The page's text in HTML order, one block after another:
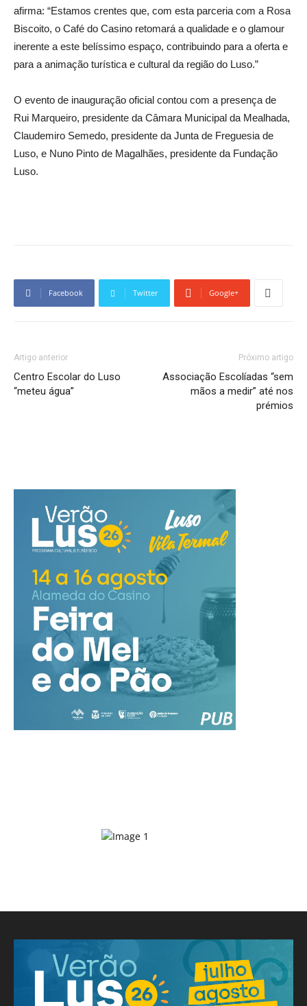
afirma: “Estamos crentes que, com esta parceria com a Rosa
Biscoito, o Café do Casino retomará a qualidade e o glamour
inerente a este belíssimo espaço, contribuindo para a oferta e
para a animação turística e cultural da região do Luso.”
O evento de inauguração oficial contou com a presença de
Rui Marqueiro, presidente da Câmara Municipal da Mealhada,
Claudemiro Semedo, presidente da Junta de Freguesia de
Luso, e Nuno Pinto de Magalhães, presidente da Fundação
Luso.
Facebook Twitter Google+
Artigo anterior
Centro Escolar do Luso
“meteu água”
Próximo artigo
Associação Escolíadas “sem
mãos a medir” até nos
prémios